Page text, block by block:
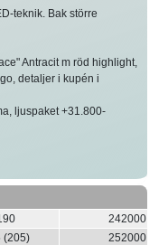
teknik. Bak större
Antracit m röd highlight,
detaljer i kupén i
ljuspaket +31.800-
242000
(205)
252000